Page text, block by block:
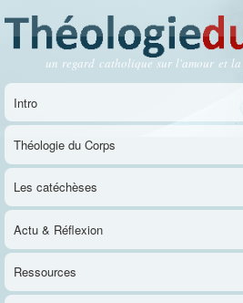
contenu
principal
Théologie du Corps
un regard catholique sur l'amour et
Menu principal
Intro
Théologie du Corps
Les catéchèses
Actu & Réflexion
Ressources